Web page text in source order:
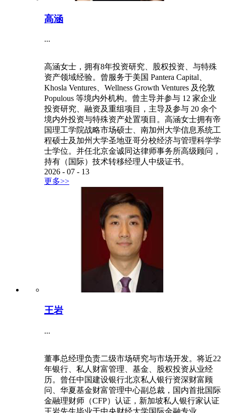
高涵
...
高涵女士，拥有8年投资研究、股权投资、与特殊
资产领域经验。曾服务于美国 Pantera Capital、
Khosla Ventures、Wellness Growth Ventures 及伦敦
Populous 等境内外机构。曾主导并参与 12 家企业
投资研究、融资及重组项目，主导及参与 20 余个
境内外投资与特殊资产处置项目。高涵女士拥有帝
国理工学院战略市场硕士、南加州大学信息系统工
程硕士及加州大学圣地亚哥分校经济与管理科学学
士学位。并任北京金诚同达律师事务所高级顾问，
持有（国际）技术转移经理人中级证书。
2026 - 07 - 13
更多>>
王岩
...
董事总经理负责二级市场研究与市场开发。将近22
年银行、私人财富管理、基金、股权投资从业经
历。曾任中国建设银行北京私人银行资深财富顾
问、华夏基金财富管理中心副总裁，国内首批国际
金融理财师（CFP）认证，新加坡私人银行家认证
王岩先生毕业于中央财经大学国际金融专业